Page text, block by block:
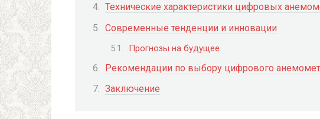
Технические характеристики цифровых
Современные тенденции и инновации
Прогнозы на будущее
Рекомендации по выбору цифрового
Заключение